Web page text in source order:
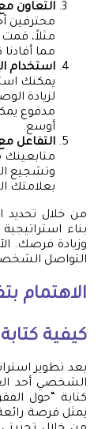
التعاون
محترفين
مثلاً،
مما أفادنا
استخدام
يمكنك
لزيادة
مدفوع
أوسع.
التفاعل
متابعينك
وتشجيع
بعلامتك
من خلال تحديد
بناء
وزيادة فرصك.
التواصل
الاهتمام
كيفية
بعد تطوير
الشخصي أحد
كتابة “حول
يمثل فرصة